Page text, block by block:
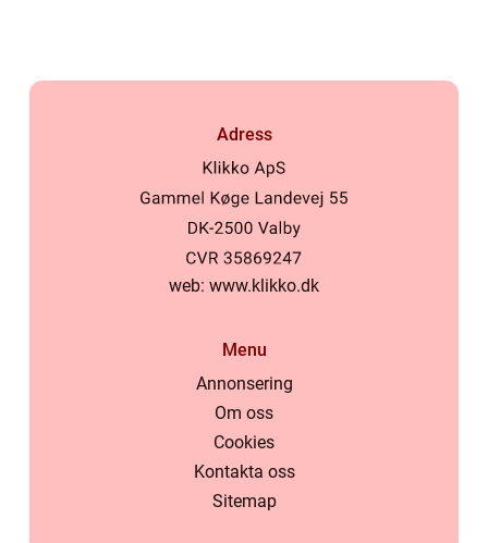
Adress
web: www.klikko.dk
Menu
Annonsering
Om oss
Cookies
Kontakta oss
Sitemap